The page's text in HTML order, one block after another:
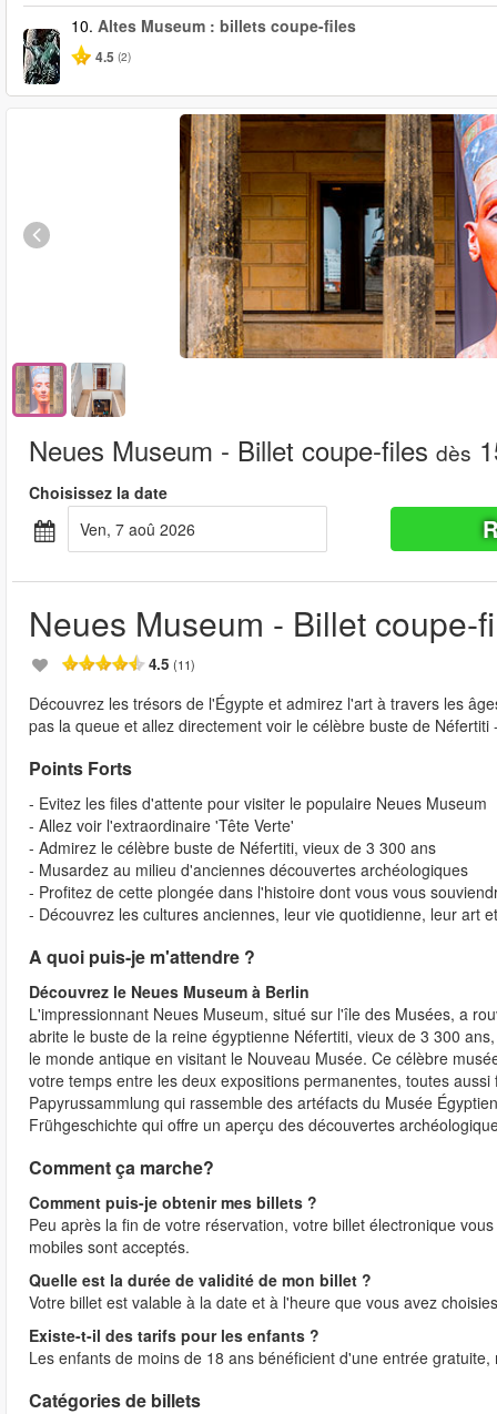
10. Altes Museum : billets coupe-files
4.5 (2)
Neues Museum - Billet coupe-files dès
Choisissez la date
ven, 7 aoû 2026
Neues Museum - Billet coupe-
4.5 (11)
Découvrez les trésors de l'Égypte et admirez l'art à travers les
pas la queue et allez directement voir le célèbre buste de
Points Forts
- Evitez les files d'attente pour visiter le populaire Neues Museum
- Allez voir l'extraordinaire 'Tête Verte'
- Admirez le célèbre buste de Néfertiti, vieux de 3 300 ans
- Musardez au milieu d'anciennes découvertes archéologiques
- Profitez de cette plongée dans l'histoire dont vous vous
- Découvrez les cultures anciennes, leur vie quotidienne, leur art
A quoi puis-je m'attendre ?
Découvrez le Neues Museum à Berlin
L'impressionnant Neues Museum, situé sur l'île des Musées, a
abrite le buste de la reine égyptienne Néfertiti, vieux de 3 300
le monde antique en visitant le Nouveau Musée. Ce célèbre
votre temps entre les deux expositions permanentes, toutes
Papyrussammlung qui rassemble des artéfacts du Musée
Frühgeschichte qui offre un aperçu des découvertes
Comment ça marche?
Comment puis-je obtenir mes billets ?
Peu après la fin de votre réservation, votre billet électronique
mobiles sont acceptés.
Quelle est la durée de validité de mon billet ?
Votre billet est valable à la date et à l'heure que vous avez
Existe-t-il des tarifs pour les enfants ?
Les enfants de moins de 18 ans bénéficient d'une entrée
Catégories de billets